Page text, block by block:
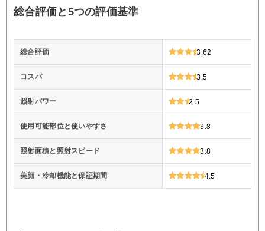
総合評価と5つの評価基準
総合評価 3.62
コスパ 3.5
照射パワー 2.5
使用可能部位と使いやすさ 3.8
照射面積と照射スピード 3.8
美顔・冷却機能と保証期間 4.5